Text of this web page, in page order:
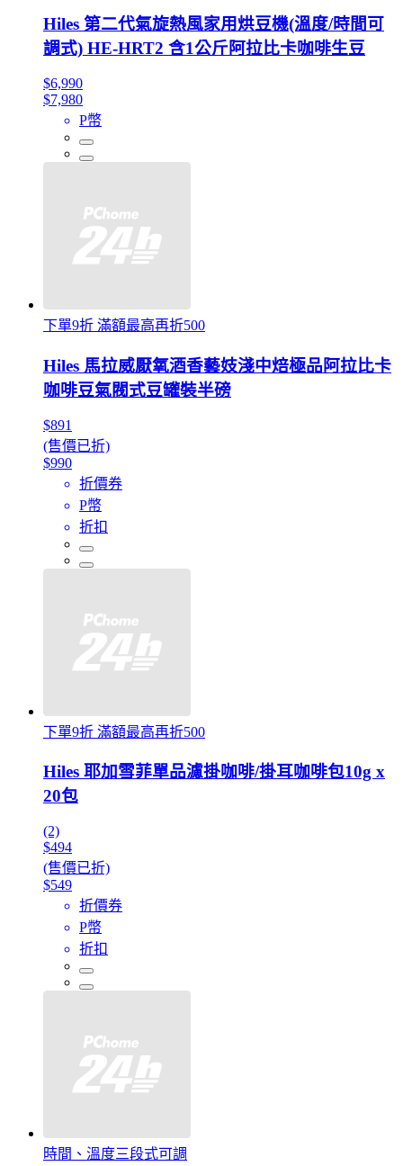
Hiles 第二代氣旋熱風家用烘豆機(溫度/時間可
調式) HE-HRT2 含1公斤阿拉比卡咖啡生豆
$6,990
$7,980
P幣
下單9折 滿額最高再折500
Hiles 馬拉威厭氧酒香藝妓淺中焙極品阿拉比卡
咖啡豆氣閥式豆罐裝半磅
$891
(售價已折)
$990
折價券
P幣
折扣
下單9折 滿額最高再折500
Hiles 耶加雪菲單品濾掛咖啡/掛耳咖啡包10g x
20包
(2)
$494
(售價已折)
$549
折價券
P幣
折扣
時間、溫度三段式可調